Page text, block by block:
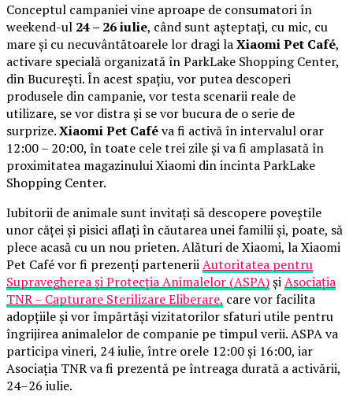
Conceptul campaniei vine aproape de consumatori în
weekend-ul 24 – 26 iulie, când sunt așteptați, cu mic, cu
mare și cu necuvântătoarele lor dragi laXiaomi Pet Café,
activare specială organizată în ParkLake Shopping Center,
din București. În acest spațiu, vor putea descoperi
produsele din campanie, vor testa scenarii reale de
utilizare, se vor distra și se vor bucura de o serie de
surprize.Xiaomi Pet Caféva fi activă în intervalul orar
12:00 – 20:00, în toate cele trei zile și va fi amplasată în
proximitatea magazinului Xiaomi din incinta ParkLake
Shopping Center.
Iubitorii de animale sunt invitați să descopere poveștile
unor căței și pisici aflați în căutarea unei familii și, poate, să
plece acasă cu un nou prieten. Alături de Xiaomi, la Xiaomi
Pet Café vor fi prezenți parteneriiAutoritatea pentru
Supravegherea și Protecția Animalelor (ASPA)șiAsociația
TNR – Capturare Sterilizare Eliberare, care vor facilita
adopțiile și vor împărtăși vizitatorilor sfaturi utile pentru
îngrijirea animalelor de companie pe timpul verii. ASPA va
participa vineri, 24 iulie, între orele 12:00 și 16:00, iar
Asociația TNR va fi prezentă pe întreaga durată a activării,
24–26 iulie.